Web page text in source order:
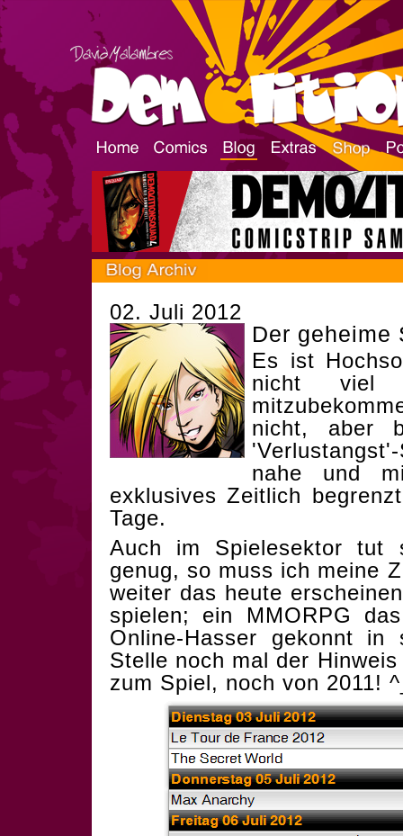
02. Juli 2012
Der geheime
Es ist
nicht viel
nicht, aber
nahe und
exklusives Zeitlich
Tage.
Auch im Spielesektor tut
genug, so muss ich meine
weiter das heute
spielen; ein MMORPG
Online-Hasser gekonnt
Stelle noch mal der
zum Spiel, noch von 2011!